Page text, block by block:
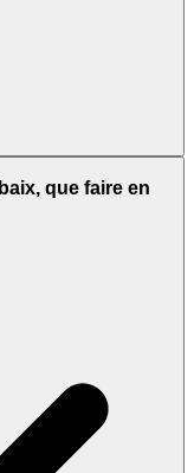
que faire en